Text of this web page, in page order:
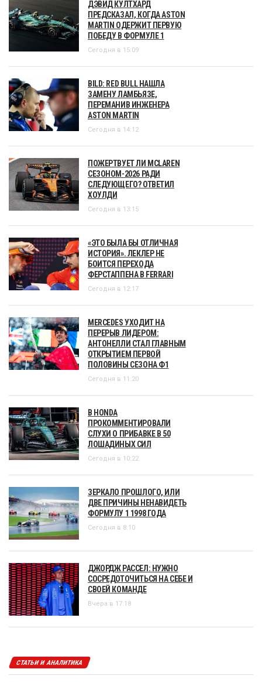
ДЭВИД КУЛТХАРД
ПРЕДСКАЗАЛ, КОГДА ASTON
MARTIN ОДЕРЖИТ ПЕРВУЮ
ПОБЕДУ В ФОРМУЛЕ 1
Сегодня в 15:09
BILD: RED BULL НАШЛА
ЗАМЕНУ ЛАМБЬЯЗЕ,
ПЕРЕМАНИВ ИНЖЕНЕРА
ASTON MARTIN
Сегодня в 14:12
ПОЖЕРТВУЕТ ЛИ MCLAREN
СЕЗОНОМ-2026 РАДИ
СЛЕДУЮЩЕГО? ОТВЕТИЛ
ХОУЛДИ
Сегодня в 13:15
«ЭТО БЫЛА БЫ ОТЛИЧНАЯ
ИСТОРИЯ». ЛЕКЛЕР НЕ
БОИТСЯ ПЕРЕХОДА
ФЕРСТАППЕНА В FERRARI
Сегодня в 12:17
MERCEDES УХОДИТ НА
ПЕРЕРЫВ ЛИДЕРОМ:
АНТОНЕЛЛИ СТАЛ ГЛАВНЫМ
ОТКРЫТИЕМ ПЕРВОЙ
ПОЛОВИНЫ СЕЗОНА Ф1
Сегодня в 11:20
В HONDA
ПРОКОММЕНТИРОВАЛИ
СЛУХИ О ПРИБАВКЕ В 50
ЛОШАДИНЫХ СИЛ
Сегодня в 10:22
ЗЕРКАЛО ПРОШЛОГО, ИЛИ
ДВЕ ПРИЧИНЫ НЕНАВИДЕТЬ
ФОРМУЛУ 1 1998 ГОДА
Сегодня в 8:10
ДЖОРДЖ РАССЕЛ: НУЖНО
СОСРЕДОТОЧИТЬСЯ НА СЕБЕ И
СВОЕЙ КОМАНДЕ
Вчера в 17:18
СТАТЬИ И АНАЛИТИКА